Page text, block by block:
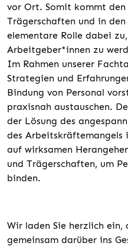
vor Ort. Somit kommt
Trägerschaften und in
elementare Rolle dabei
Arbeitgeber*innen zu
Im Rahmen unserer
Strategien und
Bindung von Personal
praxisnah austauschen.
der Lösung des
des Arbeitskräftemangels
auf wirksamen
und Trägerschaften, um
binden.
Wir laden Sie herzlich ein,
gemeinsam darüber ins